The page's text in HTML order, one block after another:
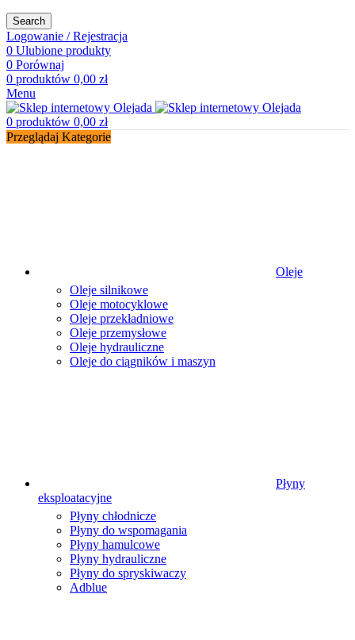
Search
Logowanie / Rejestracja
0 Ulubione produkty
0 Porównaj
0 produktów 0,00 zł
Menu
0 produktów 0,00 zł
Przeglądaj Kategorie
Oleje
Oleje silnikowe
Oleje motocyklowe
Oleje przekładniowe
Oleje przemysłowe
Oleje hydrauliczne
Oleje do ciągników i maszyn
Płyny
eksploatacyjne
Płyny chłodnicze
Płyny do wspomagania
Płyny hamulcowe
Płyny hydrauliczne
Płyny do spryskiwaczy
Adblue